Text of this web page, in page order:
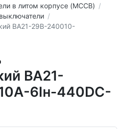
в литом корпусе (MCCB)
ВА21-29В-240010-
ВА21-
6Iн-440DC-